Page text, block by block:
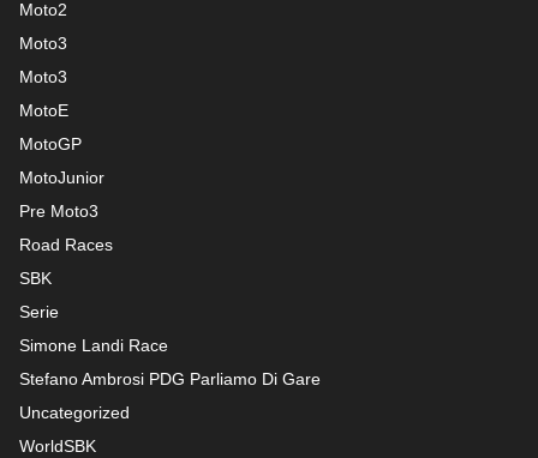
Moto2
Moto3
Moto3
MotoE
MotoGP
MotoJunior
Pre Moto3
Road Races
SBK
Serie
Simone Landi Race
Stefano Ambrosi PDG Parliamo Di Gare
Uncategorized
WorldSBK